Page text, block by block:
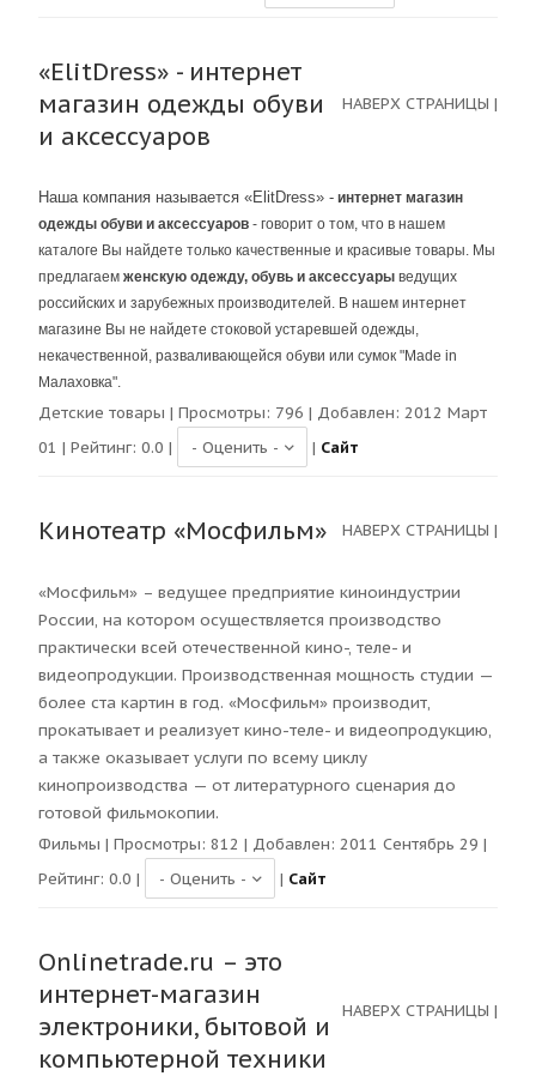
«ElitDress» - интернет
магазин одежды обуви
и аксессуаров
НАВЕРХ СТРАНИЦЫ |
Наша компания называется «ElitDress» - интернет магазин
одежды обуви и аксессуаров - говорит о том, что в нашем
каталоге Вы найдете только качественные и красивые товары. Мы
предлагаем женскую одежду, обувь и аксессуары ведущих
российских и зарубежных производителей. В нашем интернет
магазине Вы не найдете стоковой устаревшей одежды,
некачественной, разваливающейся обуви или сумок "Made in
Малаховка".
Детские товары | Просмотры: 796 | Добавлен: 2012 Март
01 | Рейтинг: 0.0 | | Сайт
Кинотеатр «Мосфильм» НАВЕРХ СТРАНИЦЫ |
«Мосфильм» – ведущее предприятие киноиндустрии
России, на котором осуществляется производство
практически всей отечественной кино-, теле- и
видеопродукции. Производственная мощность студии —
более ста картин в год. «Мосфильм» производит,
прокатывает и реализует кино-теле- и видеопродукцию,
а также оказывает услуги по всему циклу
кинопроизводства — от литературного сценария до
готовой фильмокопии.
Фильмы | Просмотры: 812 | Добавлен: 2011 Сентябрь 29 |
Рейтинг: 0.0 | | Сайт
Onlinetrade.ru – это
интернет-магазин
электроники, бытовой и
компьютерной техники
НАВЕРХ СТРАНИЦЫ |